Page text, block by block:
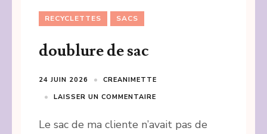
RECYCLETTES SACS
doublure de sac
24 JUIN 2026
CREANIMETTE
LAISSER UN COMMENTAIRE
Le sac de ma cliente n’avait pas de